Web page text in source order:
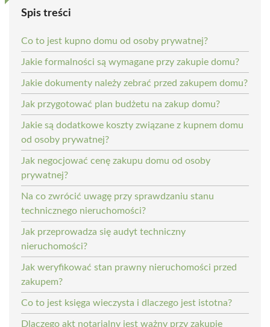
Spis treści
Co to jest kupno domu od osoby prywatnej?
Jakie formalności są wymagane przy zakupie domu?
Jakie dokumenty należy zebrać przed zakupem domu?
Jak przygotować plan budżetu na zakup domu?
Jakie są dodatkowe koszty związane z kupnem domu
od osoby prywatnej?
Jak negocjować cenę zakupu domu od osoby
prywatnej?
Na co zwrócić uwagę przy sprawdzaniu stanu
technicznego nieruchomości?
Jak przeprowadza się audyt techniczny
nieruchomości?
Jak weryfikować stan prawny nieruchomości przed
zakupem?
Co to jest księga wieczysta i dlaczego jest istotna?
Dlaczego akt notarialny jest ważny przy zakupie